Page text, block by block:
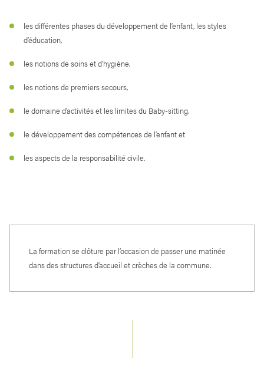
les différentes phases du développement de l’enfant, les styles
d’éducation,
les notions de soins et d’hygiène,
les notions de premiers secours,
le domaine d’activités et les limites du Baby-sitting,
le développement des compétences de l’enfant et
les aspects de la responsabilité civile.
La formation se clôture par l’occasion de passer une matinée
dans des structures d’accueil et crèches de la commune.